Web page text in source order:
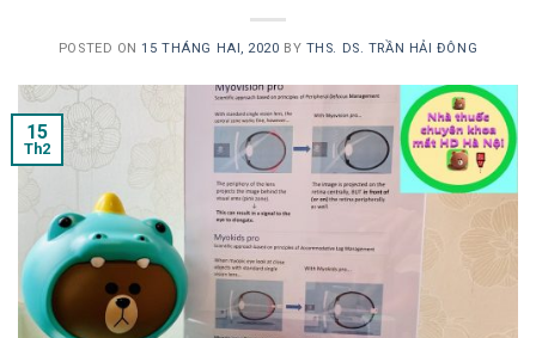
POSTED ON15 THÁNG HAI, 2020 BY THS. DS. TRẦN HẢI ĐÔNG
15
Th2